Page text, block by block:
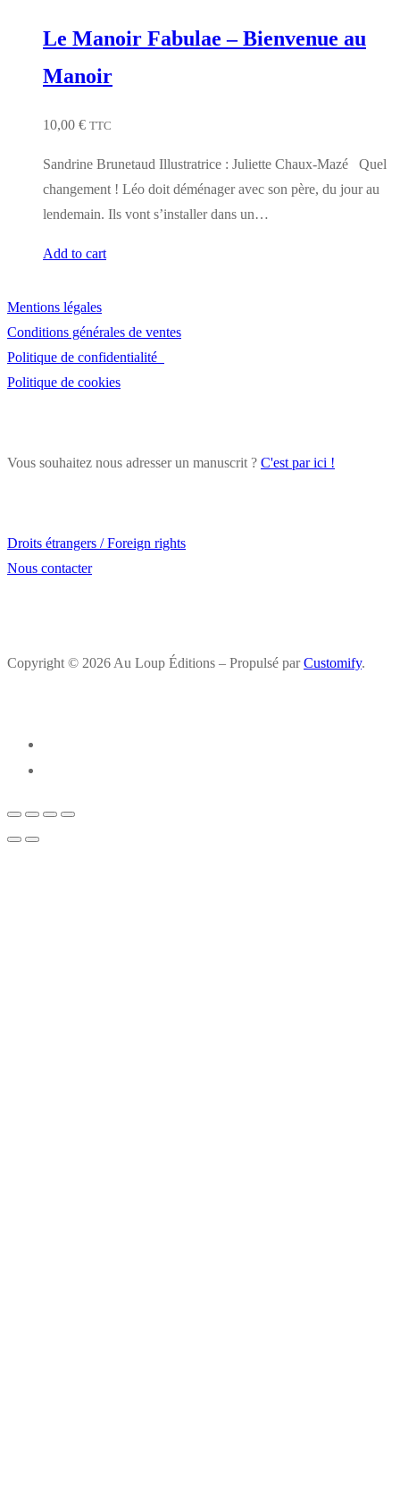
Le Manoir Fabulae – Bienvenue au
Manoir
10,00 € TTC
Sandrine Brunetaud Illustratrice : Juliette Chaux-Mazé Quel
changement ! Léo doit déménager avec son père, du jour au
lendemain. Ils vont s’installer dans un…
Add to cart
Mentions légales
Conditions générales de ventes
Politique de confidentialité
Politique de cookies
Vous souhaitez nous adresser un manuscrit ? C'est par ici !
Droits étrangers / Foreign rights
Nous contacter
Copyright © 2026 Au Loup Éditions – Propulsé parCustomify.